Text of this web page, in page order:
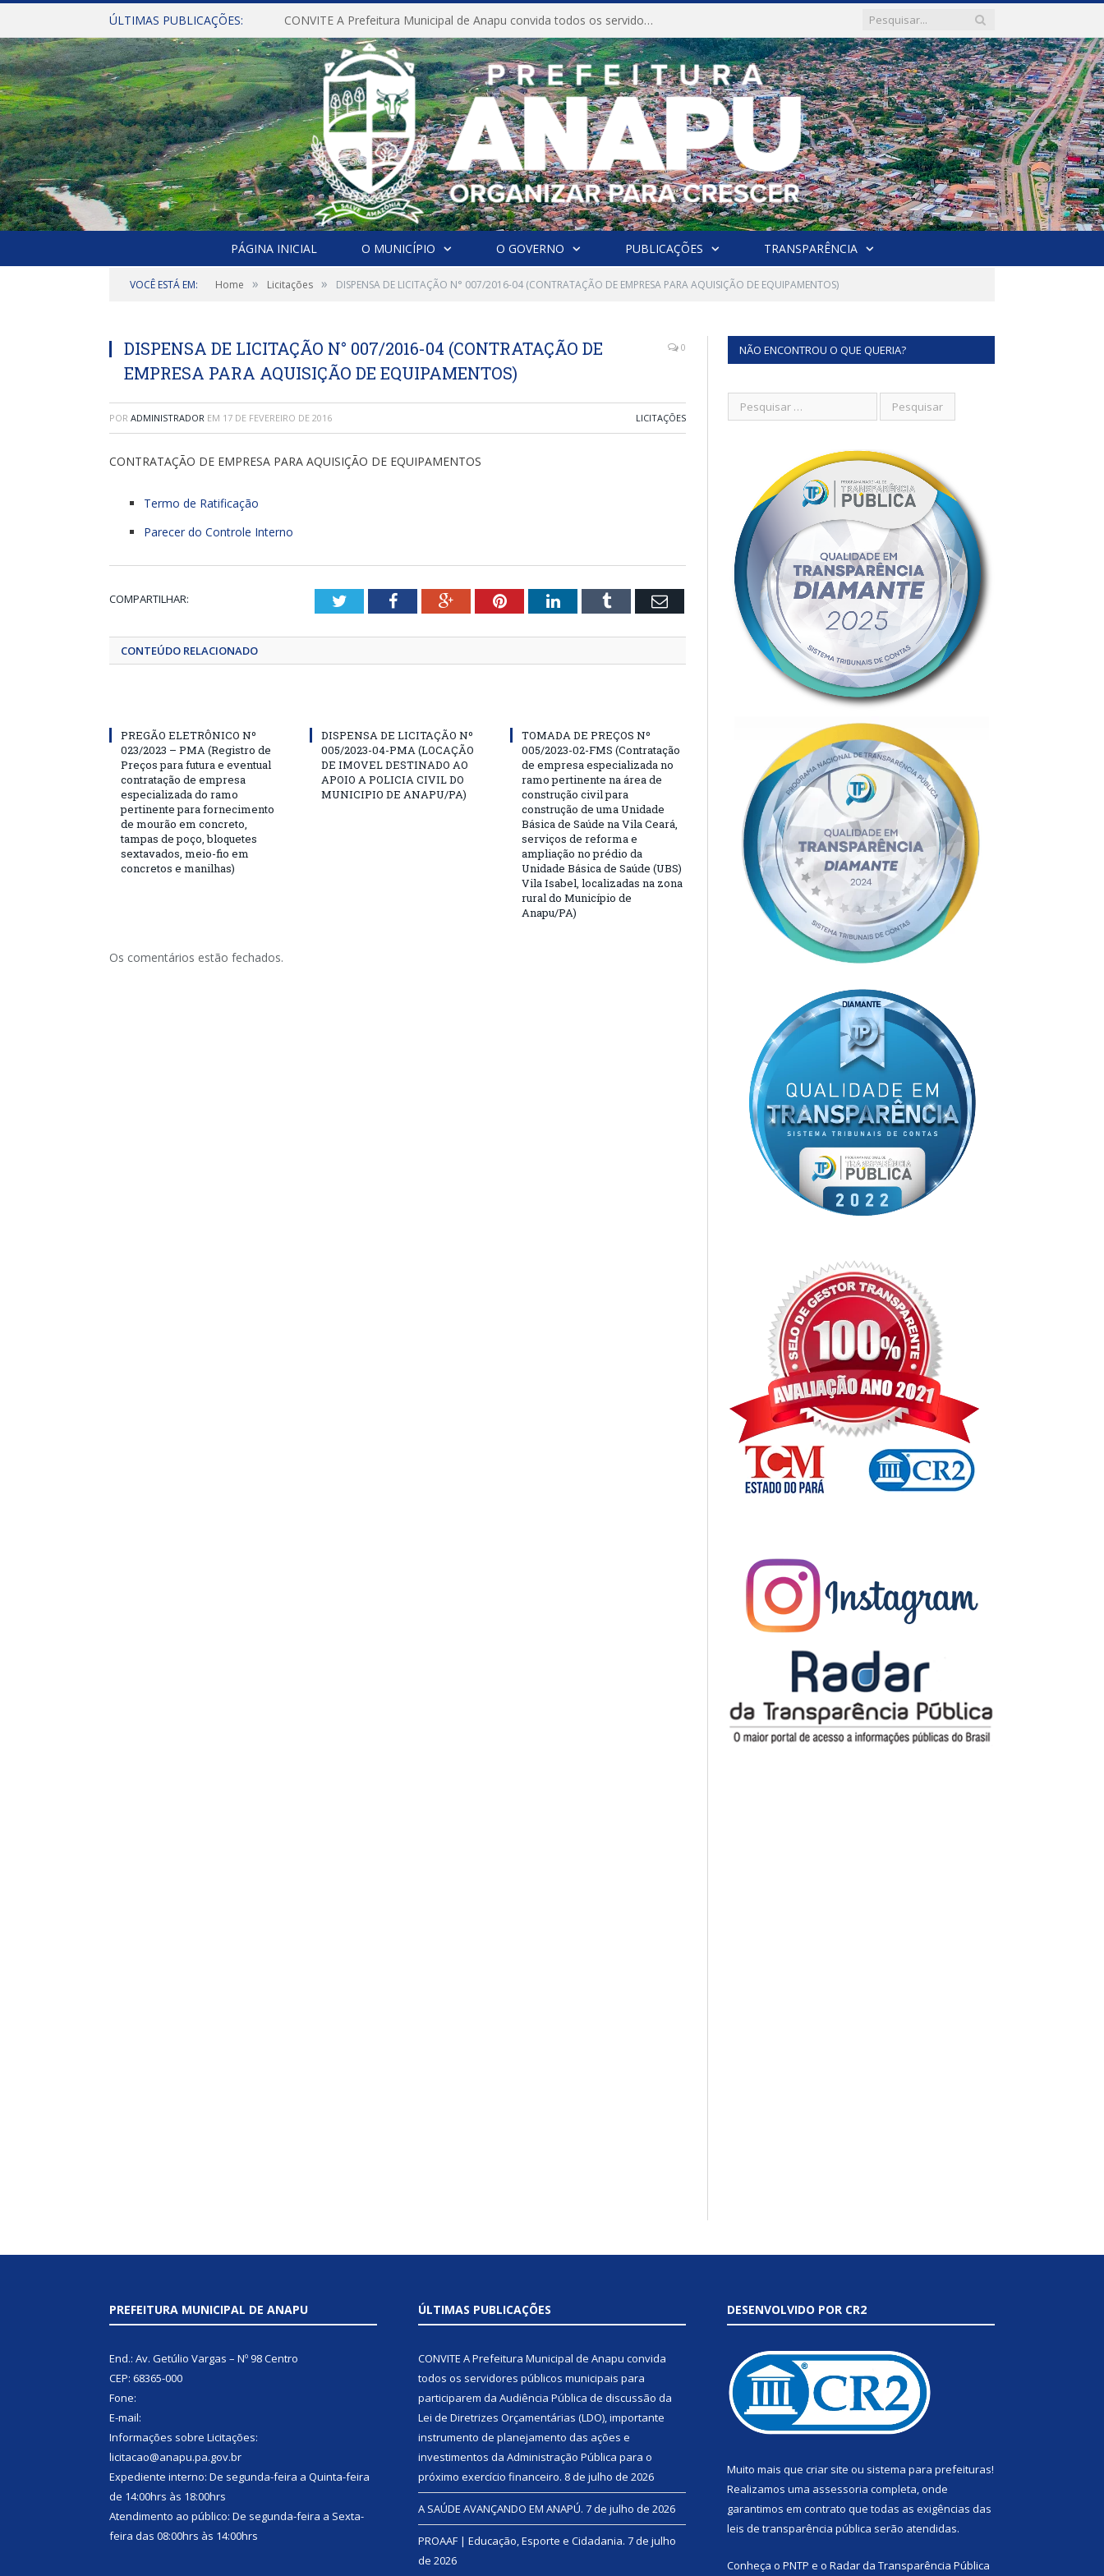
ÚLTIMAS PUBLICAÇÕES: CONVITE A Prefeitura Municipal de Anapu convida todos os servidores públicos municipais para participarem da Audiência Pública de discussão da Lei de Diretrizes Orçamentárias (LDO), importante instrumento de planejamento das ações e investimentos da Administração Pública para o próximo exercício financeiro.
PÁGINA INICIAL O MUNICÍPIO O GOVERNO PUBLICAÇÕES TRANSPARÊNCIA
VOCÊ ESTÁ EM: Home » Licitações » DISPENSA DE LICITAÇÃO N° 007/2016-04 (CONTRATAÇÃO DE EMPRESA PARA AQUISIÇÃO DE EQUIPAMENTOS)
DISPENSA DE LICITAÇÃO N° 007/2016-04 (CONTRATAÇÃO DE
EMPRESA PARA AQUISIÇÃO DE EQUIPAMENTOS)
0
POR ADMINISTRADOR EM 17 DE FEVEREIRO DE 2016 LICITAÇÕES
CONTRATAÇÃO DE EMPRESA PARA AQUISIÇÃO DE EQUIPAMENTOS
Termo de Ratificação
Parecer do Controle Interno
COMPARTILHAR: TwitterFacebookGoogle+PinterestLinkedInTumblr Email
CONTEÚDO RELACIONADO
PREGÃO ELETRÔNICO Nº
023/2023 – PMA (Registro de
Preços para futura e eventual
contratação de empresa
especializada do ramo
pertinente para fornecimento
de mourão em concreto,
tampas de poço, bloquetes
sextavados, meio-fio em
concretos e manilhas)
DISPENSA DE LICITAÇÃO Nº
005/2023-04-PMA (LOCAÇÃO
DE IMOVEL DESTINADO AO
APOIO A POLICIA CIVIL DO
MUNICIPIO DE ANAPU/PA)
TOMADA DE PREÇOS Nº
005/2023-02-FMS (Contratação
de empresa especializada no
ramo pertinente na área de
construção civil para
construção de uma Unidade
Básica de Saúde na Vila Ceará,
serviços de reforma e
ampliação no prédio da
Unidade Básica de Saúde (UBS)
Vila Isabel, localizadas na zona
rural do Município de
Anapu/PA)
Os comentários estão fechados.
NÃO ENCONTROU O QUE QUERIA?
PREFEITURA MUNICIPAL DE ANAPU
End.: Av. Getúlio Vargas – Nº 98 Centro
CEP: 68365-000
Fone:
E-mail:
Informações sobre Licitações:
licitacao@anapu.pa.gov.br
Expediente interno: De segunda-feira a Quinta-feira
de 14:00hrs às 18:00hrs
Atendimento ao público: De segunda-feira a Sexta-
feira das 08:00hrs às 14:00hrs
ÚLTIMAS PUBLICAÇÕES
CONVITE A Prefeitura Municipal de Anapu convida
todos os servidores públicos municipais para
participarem da Audiência Pública de discussão da
Lei de Diretrizes Orçamentárias (LDO), importante
instrumento de planejamento das ações e
investimentos da Administração Pública para o
próximo exercício financeiro. 8 de julho de 2026
A SAÚDE AVANÇANDO EM ANAPÚ. 7 de julho de 2026
PROAAF | Educação, Esporte e Cidadania. 7 de julho
de 2026
DESENVOLVIDO POR CR2
Muito mais que criar site ou sistema para prefeituras!
Realizamos uma assessoria completa, onde
garantimos em contrato que todas as exigências das
leis de transparência pública serão atendidas.
Conheça o PNTP e o Radar da Transparência Pública